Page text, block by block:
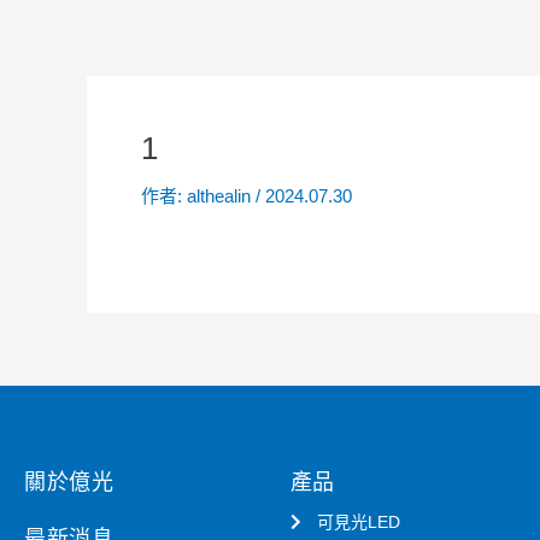
1
作者: althealin / 2024.07.30
關於億光 產品
可見光LED